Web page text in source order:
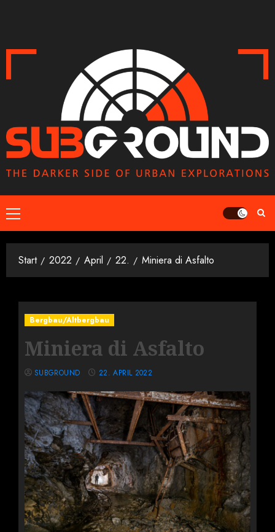
Primäres
Menü
Start 2022 April 22. Miniera di Asfalto
Bergbau/Altbergbau
Miniera di Asfalto
SUBGROUND 22. APRIL 2022